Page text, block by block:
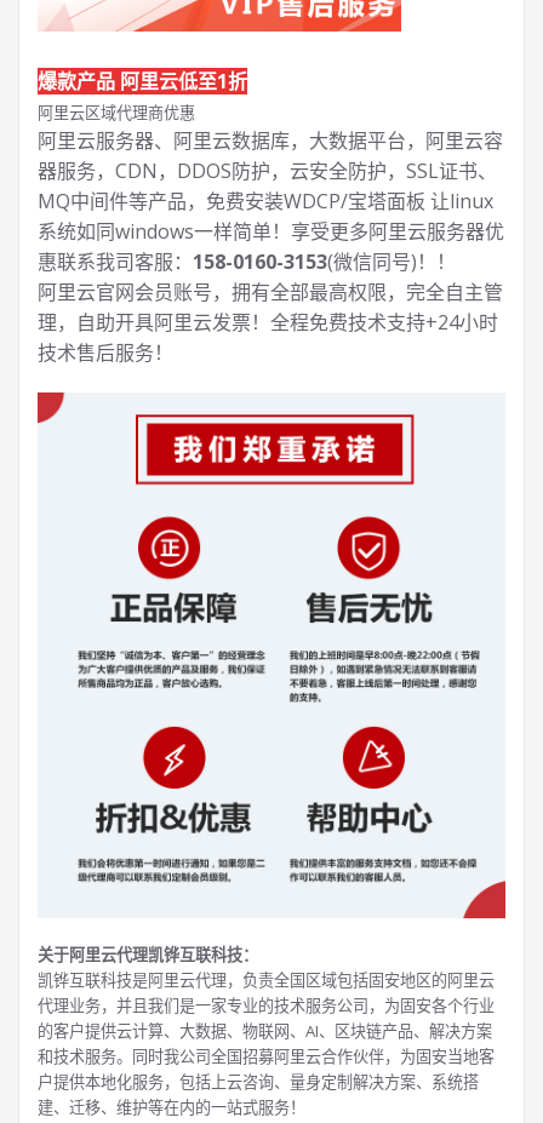
爆款产品 阿里云低至1折
阿里云区域代理商优惠
阿里云服务器、阿里云数据库，大数据平台，阿里云容
器服务，CDN，DDOS防护，云安全防护，SSL证书、
MQ中间件等产品，免费安装WDCP/宝塔面板 让linux
系统如同windows一样简单！享受更多阿里云服务器优
惠联系我司客服： 158-0160-3153(微信同号)！！
阿里云官网会员账号，拥有全部最高权限，完全自主管
理，自助开具阿里云发票！全程免费技术支持+24小时
技术售后服务！
关于阿里云代理凯铧互联科技：
凯铧互联科技是阿里云代理，负责全国区域包括固安地区的阿里云
代理业务，并且我们是一家专业的技术服务公司，为固安各个行业
的客户提供云计算、大数据、物联网、AI、区块链产品、解决方案
和技术服务。同时我公司全国招募阿里云合作伙伴，为固安当地客
户提供本地化服务，包括上云咨询、量身定制解决方案、系统搭
建、迁移、维护等在内的一站式服务！